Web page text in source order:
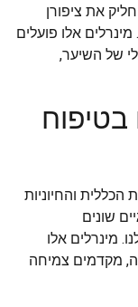
את ציפורן
אלו פועלים
של השיער,
בטיפוח
והחיוניות
שונים
מינרלים אלו
מקדמים צמיחה